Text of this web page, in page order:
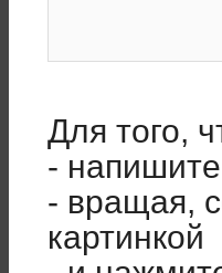
Для того,
-
- вращая,
картинкой